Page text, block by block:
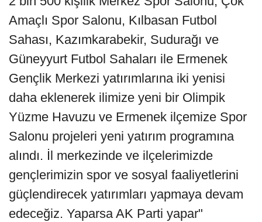
Amaçlı Spor Salonu, Kılbasan Futbol
Sahası, Kazımkarabekir, Sudurağı ve
Güneyyurt Futbol Sahaları ile Ermenek
Gençlik Merkezi yatırımlarına iki yenisi
daha eklenerek ilimize yeni bir Olimpik
Yüzme Havuzu ve Ermenek ilçemize Spor
Salonu projeleri yeni yatırım programına
alındı. İl merkezinde ve ilçelerimizde
gençlerimizin spor ve sosyal faaliyetlerini
güçlendirecek yatırımları yapmaya devam
edeceğiz. Yaparsa AK Parti yapar"